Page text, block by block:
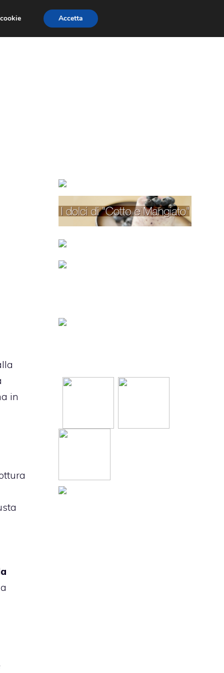
TORTE PER BAMBINI
in
Accetta